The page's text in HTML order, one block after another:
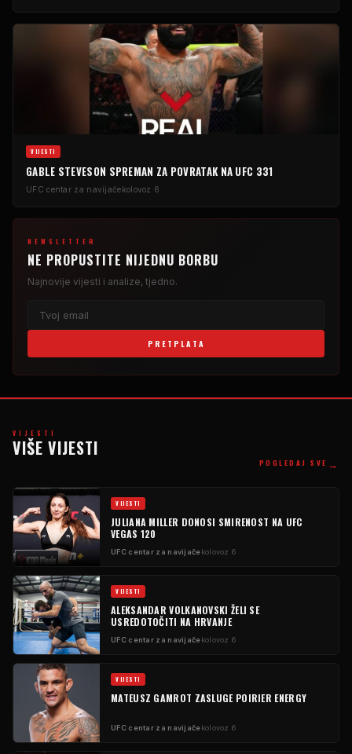
VIJESTI
GABLE STEVESON SPREMAN ZA POVRATAK NA UFC 331
UFC centar za navijačekolovoz 6
NEWSLETTER
NE PROPUSTITE NIJEDNU BORBU
Najnovije vijesti i analize, tjedno.
PRETPLATA
VIJESTI
VIŠE VIJESTI
POGLEDAJ SVE →
VIJESTI
JULIANA MILLER DONOSI SMIRENOST NA UFC
VEGAS 120
UFC centar za navijačekolovoz 6
VIJESTI
ALEKSANDAR VOLKANOVSKI ŽELI SE
USREDOTOČITI NA HRVANJE
UFC centar za navijačekolovoz 6
VIJESTI
MATEUSZ GAMROT ZASLUGE POIRIER ENERGY
UFC centar za navijačekolovoz 6